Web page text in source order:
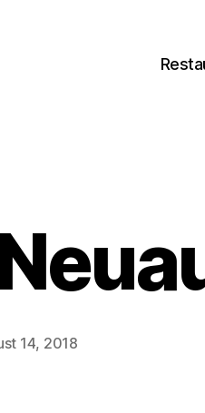
14, 2018